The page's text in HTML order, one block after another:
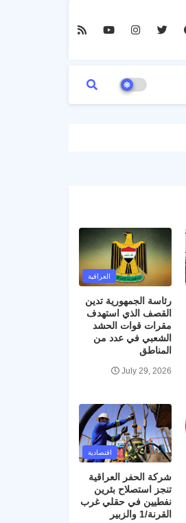
العراقية
رئاسة الجمهورية تدين
القصف الذي استهدف
مقرات قوات الحشد
الشعبي في عدد من
المناطق
July 29, 2026
اقتصادية
شركة الحفر العراقية
تنجز استصلاح بئرين
نفطيين في حقلي غرب
القرنة/1 والزبير